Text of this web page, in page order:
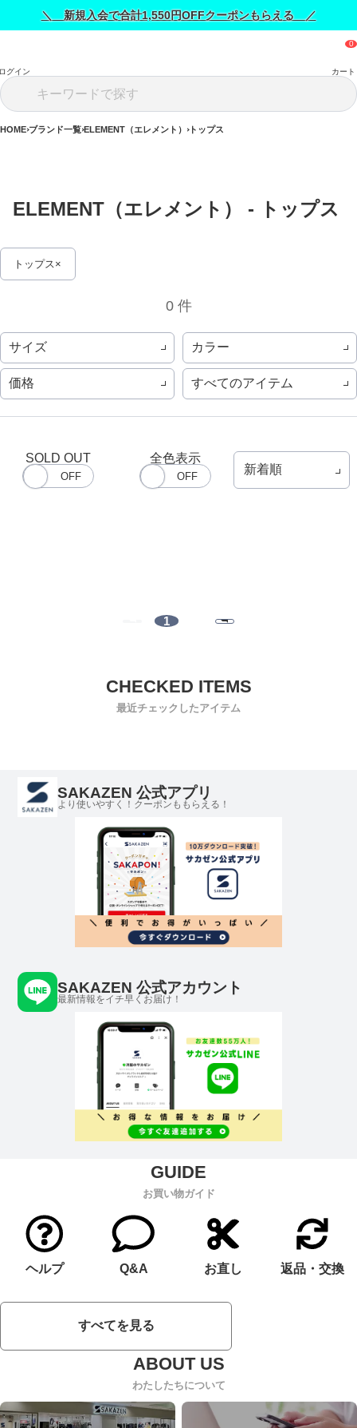
＼ 新規入会で合計1,550円OFFクーポンもらえる ／
グイン カート
HOME ブランド一覧 ELEMENT（エレメント） トップス
ELEMENT（エレメント） - トップス
トップス
0 件
サイズ カラー
価格 すべてのアイテム
SOLD OUT 全色表示
1
最近チェックしたアイテム
SAKAZEN 公式アプリ
より使いやすく！クーポンももらえる！
SAKAZEN 公式アカウント
最新情報をイチ早くお届け！
お買い物ガイド
ヘルプ Q&A お直し 返品・交換
すべてを見る
わたしたちについて